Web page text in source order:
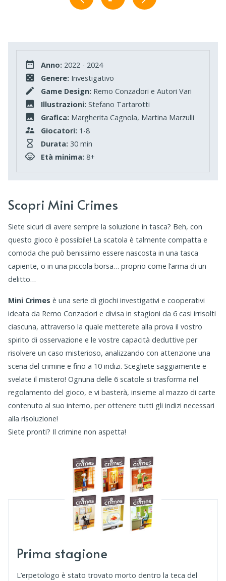
Anno: 2022 - 2024
Genere: Investigativo
Game Design: Remo Conzadori e Autori Vari
Illustrazioni: Stefano Tartarotti
Grafica: Margherita Cagnola, Martina Marzulli
Giocatori: 1-8
Durata: 30 min
Età minima: 8+
Scopri Mini Crimes
Siete sicuri di avere sempre la soluzione in tasca? Beh, con
questo gioco è possibile! La scatola è talmente compatta e
comoda che può benissimo essere nascosta in una tasca
capiente, o in una piccola borsa… proprio come l’arma di un
delitto…
Mini Crimes è una serie di giochi investigativi e cooperativi
ideata da Remo Conzadori e divisa in stagioni da 6 casi irrisolti
ciascuna, attraverso la quale metterete alla prova il vostro
spirito di osservazione e le vostre capacità deduttive per
risolvere un caso misterioso, analizzando con attenzione una
scena del crimine e fino a 10 indizi. Scegliete saggiamente e
svelate il mistero! Ognuna delle 6 scatole si trasforma nel
regolamento del gioco, e vi basterà, insieme al mazzo di carte
contenuto al suo interno, per ottenere tutti gli indizi necessari
alla risoluzione!
Siete pronti? Il crimine non aspetta!
Prima stagione
L’erpetologo è stato trovato morto dentro la teca del